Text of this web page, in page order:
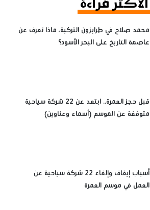
الأكثر قراءة
محمد صلاح في طرابزون التركية، ماذا تعرف عن
عاصمة التاريخ على البحر الأسود؟
قبل حجز العمرة.. ابتعد عن 22 شركة سياحية
متوقفة عن الموسم (أسماء وعناوين)
أسباب إيقاف وإلغاء 22 شركة سياحية عن
العمل في موسم العمرة